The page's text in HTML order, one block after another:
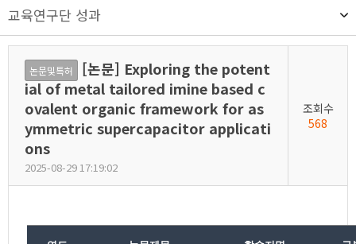
친환경에너지자원
스마트개발
글로벌리더
양성
교육연구단 성과
논문및특허
[논문] Exploring the potent
ial of metal tailored imine based c
ovalent organic framework for as
ymmetric supercapacitor applicati
ons
2025-08-29 17:19:02
조회수
568